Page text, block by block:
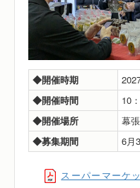
◆開催時期
◆開催時間
10
◆開催場所
幕
◆募集期間
6月
スーパーマーケ